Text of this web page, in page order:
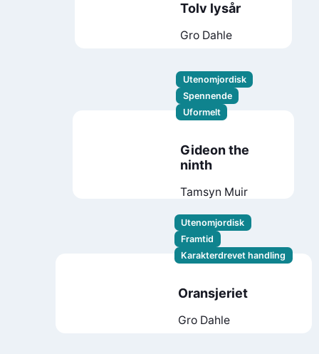
Tolv lysår
Gro Dahle
Utenomjordisk
Spennende
Uformelt
Gideon the
ninth
Tamsyn Muir
Utenomjordisk
Framtid
Karakterdrevet handling
Oransjeriet
Gro Dahle